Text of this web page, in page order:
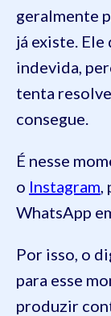
geralmente
já existe.
indevida,
tenta
consegue.
É nesse
o Instagram
WhatsApp
Por isso, o
para esse
produzir